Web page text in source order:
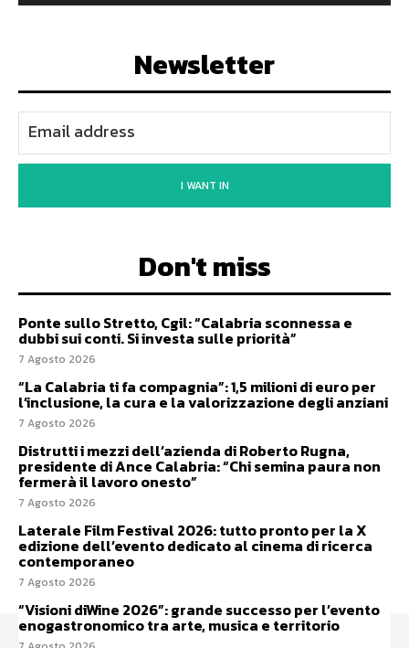
Newsletter
I WANT IN
Don't miss
Ponte sullo Stretto, Cgil: “Calabria sconnessa e
dubbi sui conti. Si investa sulle priorità”
7 Agosto 2026
“La Calabria ti fa compagnia”: 1,5 milioni di euro per
l’inclusione, la cura e la valorizzazione degli anziani
7 Agosto 2026
Distrutti i mezzi dell’azienda di Roberto Rugna,
presidente di Ance Calabria: “Chi semina paura non
fermerà il lavoro onesto”
7 Agosto 2026
Laterale Film Festival 2026: tutto pronto per la X
edizione dell’evento dedicato al cinema di ricerca
contemporaneo
7 Agosto 2026
“Visioni diWine 2026”: grande successo per l’evento
enogastronomico tra arte, musica e territorio